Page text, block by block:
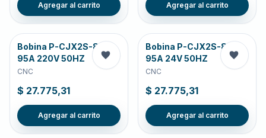
Agregar al carrito Agregar al carrito
Bobina P-CJX2S-80-
95A 220V 50HZ
CNC
$ 27.775,31
Agregar al carrito
Bobina P-CJX2S-80-
95A 24V 50HZ
CNC
$ 27.775,31
Agregar al carrito